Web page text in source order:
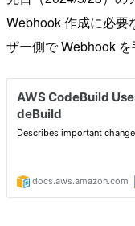
Webhook 作成に必要
ザー側で Webhook を